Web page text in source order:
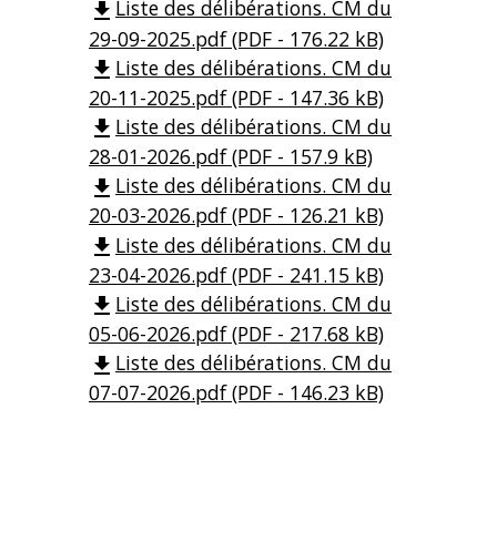
file_download Liste des délibérations. CM du
29-09-2025.pdf (PDF - 176.22 kB)
file_download Liste des délibérations. CM du
20-11-2025.pdf (PDF - 147.36 kB)
file_download Liste des délibérations. CM du
28-01-2026.pdf (PDF - 157.9 kB)
file_download Liste des délibérations. CM du
20-03-2026.pdf (PDF - 126.21 kB)
file_download Liste des délibérations. CM du
23-04-2026.pdf (PDF - 241.15 kB)
file_download Liste des délibérations. CM du
05-06-2026.pdf (PDF - 217.68 kB)
file_download Liste des délibérations. CM du
07-07-2026.pdf (PDF - 146.23 kB)